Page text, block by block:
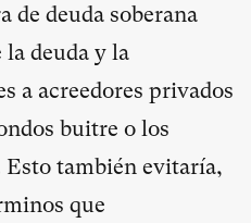
de deuda soberana
deuda y la
a acreedores privados
buitre o los
también evitaría,
que